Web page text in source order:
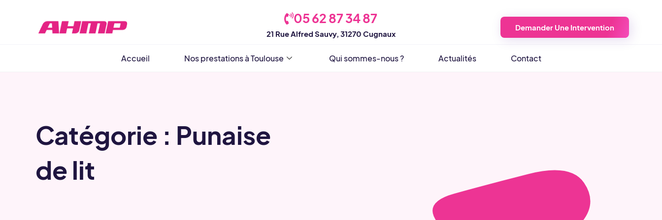
05 62 87 34 87
21 Rue Alfred Sauvy, 31270 Cugnaux
Demander Une Intervention
Accueil Nos prestations à Toulouse Qui sommes-nous ? Actualités Contact
Catégorie : Punaise
de lit